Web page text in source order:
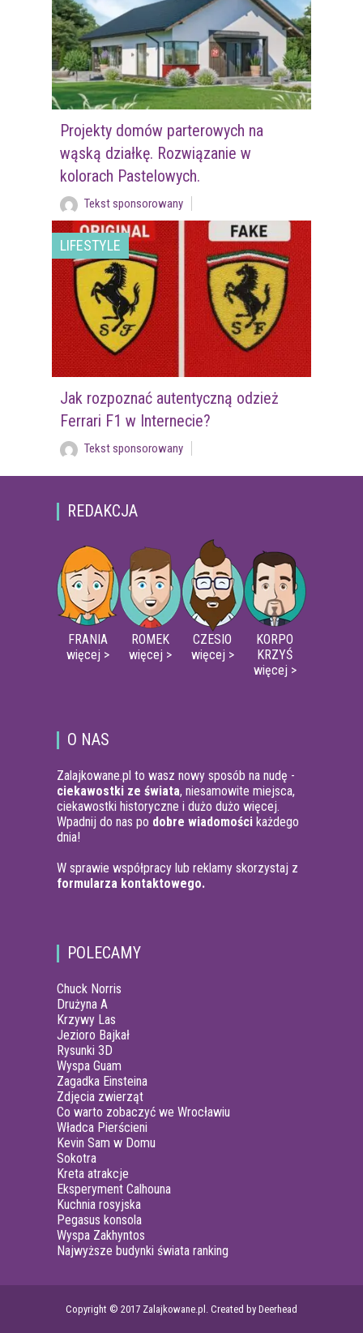
Projekty domów parterowych na
wąską działkę. Rozwiązanie w
kolorach Pastelowych.
Tekst sponsorowany
LIFESTYLE
Jak rozpoznać autentyczną odzież
Ferrari F1 w Internecie?
Tekst sponsorowany
REDAKCJA
FRANIA
więcej >
ROMEK
więcej >
CZESIO
więcej >
KORPO
KRZYŚ
więcej >
O NAS
Zalajkowane.pl to wasz nowy sposób na nudę -
ciekawostki ze świata, niesamowite miejsca,
ciekawostki historyczne i dużo dużo więcej.
Wpadnij do nas po dobre wiadomości każdego
dnia!
W sprawie współpracy lub reklamy skorzystaj z
formularza kontaktowego.
POLECAMY
Chuck Norris
Drużyna A
Krzywy Las
Jezioro Bajkał
Rysunki 3D
Wyspa Guam
Zagadka Einsteina
Zdjęcia zwierząt
Co warto zobaczyć we Wrocławiu
Władca Pierścieni
Kevin Sam w Domu
Sokotra
Kreta atrakcje
Eksperyment Calhouna
Kuchnia rosyjska
Pegasus konsola
Wyspa Zakhyntos
Najwyższe budynki świata ranking
Copyright © 2017 Zalajkowane.pl. Created by Deerhead